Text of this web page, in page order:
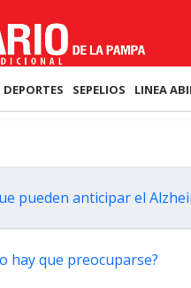
DEPORTES SEPELIOS LINEA
pueden anticipar el
hay que preocuparse?